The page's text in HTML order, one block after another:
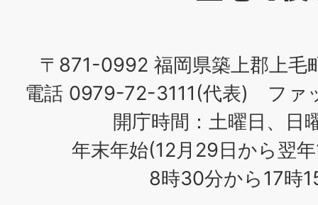
〒871-0992 福岡県築上郡上毛
電話 0979-72-3111(代表) ファ
開庁時間：土曜日、日
年末年始(12月29日から翌
8時30分から17時